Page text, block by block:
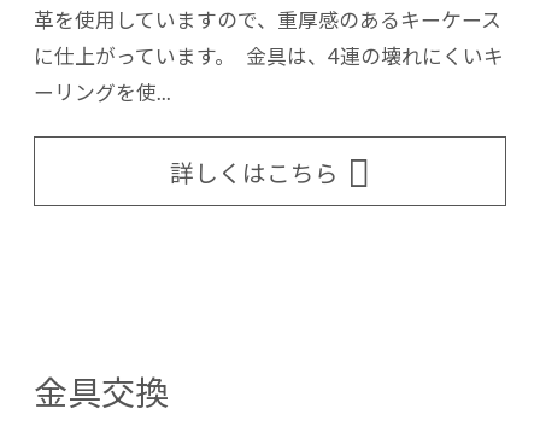
革を使用していますので、重厚感のあるキーケース
に仕上がっています。 金具は、4連の壊れにくいキ
ーリングを使...
詳しくはこちら
金具交換